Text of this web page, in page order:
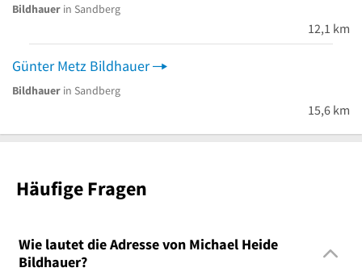
Bildhauer in Sandberg
12,1 km
Günter Metz Bildhauer
Bildhauer in Sandberg
15,6 km
Häufige Fragen
Wie lautet die Adresse von Michael Heide
Bildhauer?